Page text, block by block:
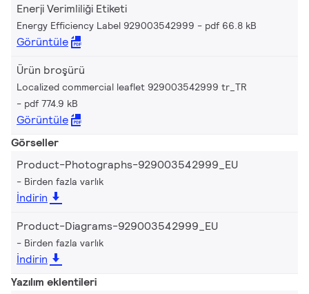
Enerji Verimliliği Etiketi
Energy Efficiency Label 929003542999 pdf 66.8 kB
Görüntüle
Ürün broşürü
Localized commercial leaflet 929003542999 tr_TR
pdf 774.9 kB
Görüntüle
Görseller
Product-Photographs-929003542999_EU
Birden fazla varlık
İndirin
Product-Diagrams-929003542999_EU
Birden fazla varlık
İndirin
Yazılım eklentileri